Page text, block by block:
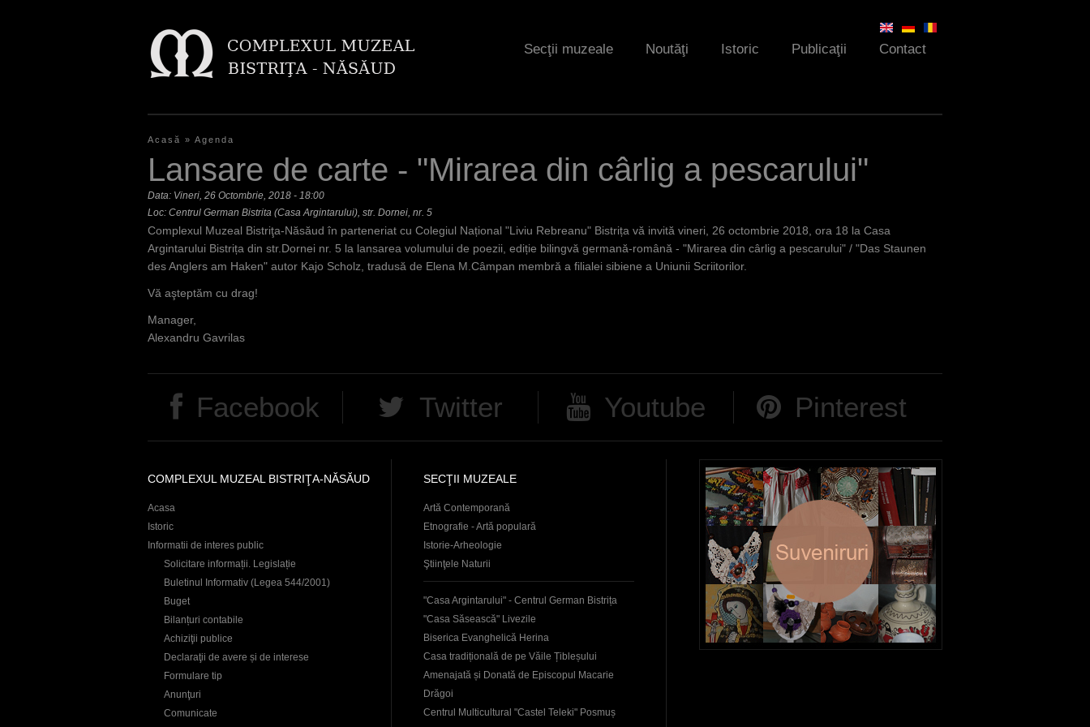
Secţii muzeale Noutăţi Istoric Publicaţii Contact
E
ş
t
i
a
i
c
Acasă » Agenda
Lansare de carte - "Mirarea din cârlig a pescarului"
Data: Vineri, 26 Octombrie, 2018 - 18:00
Loc: Centrul German Bistrita (Casa Argintarului), str. Dornei, nr. 5
Complexul Muzeal Bistriţa-Năsăud în parteneriat cu Colegiul Național "Liviu Rebreanu" Bistrița vă invită vineri, 26 octombrie 2018, ora 18 la Casa
Argintarului Bistrița din str.Dornei nr. 5 la lansarea volumului de poezii, ediție bilingvă germană-română - "Mirarea din cârlig a pescarului" / "Das Staunen
des Anglers am Haken" autor Kajo Scholz, tradusă de Elena M.Câmpan membră a filialei sibiene a Uniunii Scriitorilor.
Vă aşteptăm cu drag!
Manager,
Alexandru Gavrilas
Facebook Twitter Youtube Pinterest
COMPLEXUL MUZEAL BISTRIŢA-NĂSĂUD
Acasa
Istoric
Informatii de interes public
Solicitare informații. Legislație
Buletinul Informativ (Legea 544/2001)
Buget
Bilanțuri contabile
Achiziţii publice
Declaraţii de avere și de interese
Formulare tip
Anunţuri
Comunicate
SECŢII MUZEALE
Artă Contemporană
Etnografie - Artă populară
Istorie-Arheologie
Ştiinţele Naturii
"Casa Argintarului" - Centrul German Bistrița
"Casa Săsească" Livezile
Biserica Evanghelică Herina
Casa tradițională de pe Văile Țibleșului
Amenajată și Donată de Episcopul Macarie
Drăgoi
Centrul Multicultural "Castel Teleki" Posmuș